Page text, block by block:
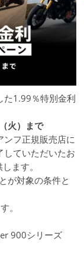
た1.99％特別金利
火）まで
ンフ正規販売店に
していただいたお
ます。
が対象の条件と
。
900シリーズ